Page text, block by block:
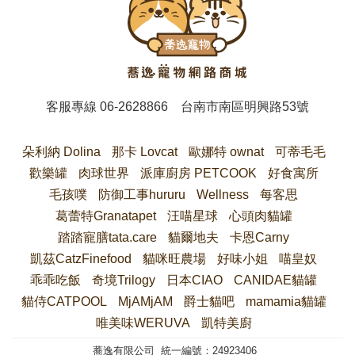
客服專線06-2628866 台南市南區明興路53號
朵利納 Dolina 那卡 Lovcat 歐娜特 ownat
可蒂毛毛
歡樂罐
肉球世界 派庫廚房 PETCOOK
好食寓所
毛孩噗
防御工事hururu Wellness
每客思
葛蕾特Granatapet
汪喵星球
心頭肉貓罐
踏踏寵膳tata.care
貓爾地夫
卡恩Carny
凱茲CatzFinefood
貓咪旺農場 好味小姐
喵皇奴
乖乖吃飯
奇境Trilogy 日本CIAO
CANIDAE貓罐
貓侍CATPOOL
MjAMjAM 爵士貓吧
mamamia貓罐
唯美味WERUVA
凱特美廚
蕎逸有限公司 統一編號：24923406